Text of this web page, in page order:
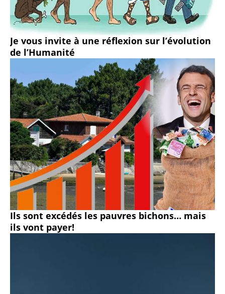
Je vous invite à une réflexion sur l’évolution
de l’Humanité
Ils sont excédés les pauvres bichons… mais
ils vont payer!